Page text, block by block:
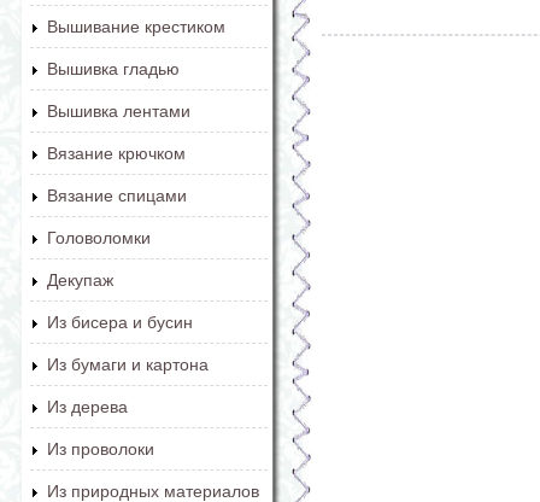
Вышивание крестиком
Вышивка гладью
Вышивка лентами
Вязание крючком
Вязание спицами
Головоломки
Декупаж
Из бисера и бусин
Из бумаги и картона
Из дерева
Из проволоки
Из природных материалов